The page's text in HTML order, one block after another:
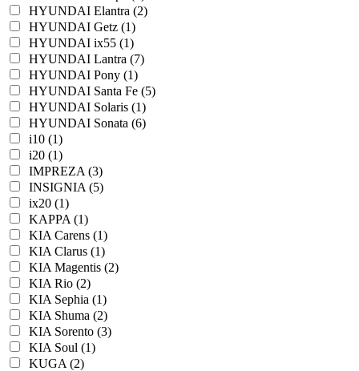
HYUNDAI Elantra (2)
HYUNDAI Getz (1)
HYUNDAI ix55 (1)
HYUNDAI Lantra (7)
HYUNDAI Pony (1)
HYUNDAI Santa Fe (5)
HYUNDAI Solaris (1)
HYUNDAI Sonata (6)
i10 (1)
i20 (1)
IMPREZA (3)
INSIGNIA (5)
ix20 (1)
KAPPA (1)
KIA Carens (1)
KIA Clarus (1)
KIA Magentis (2)
KIA Rio (2)
KIA Sephia (1)
KIA Shuma (2)
KIA Sorento (3)
KIA Soul (1)
KUGA (2)